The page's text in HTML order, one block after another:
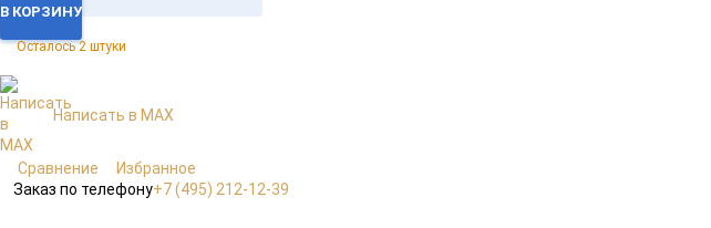
В КОРЗИНУ
Осталось 2 штуки
Написать в MAX
Сравнение
Избранное
Заказ по телефону+7 (495) 212-12-39